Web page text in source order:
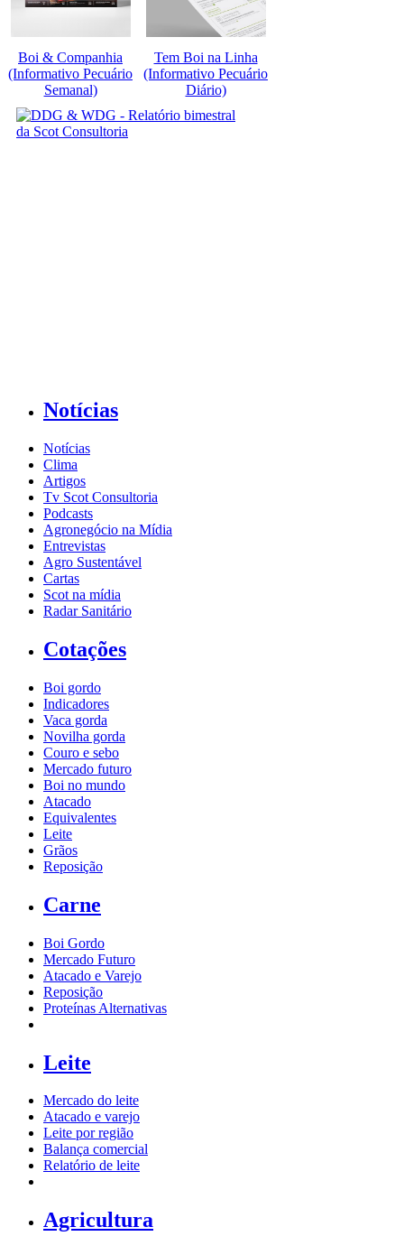
Boi & Companhia
(Informativo Pecuário
Semanal)
Tem Boi na Linha
(Informativo Pecuário
Diário)
Notícias
Notícias
Clima
Artigos
Tv Scot Consultoria
Podcasts
Agronegócio na Mídia
Entrevistas
Agro Sustentável
Cartas
Scot na mídia
Radar Sanitário
Cotações
Boi gordo
Indicadores
Vaca gorda
Novilha gorda
Couro e sebo
Mercado futuro
Boi no mundo
Atacado
Equivalentes
Leite
Grãos
Reposição
Carne
Boi Gordo
Mercado Futuro
Atacado e Varejo
Reposição
Proteínas Alternativas
Leite
Mercado do leite
Atacado e varejo
Leite por região
Balança comercial
Relatório de leite
Agricultura